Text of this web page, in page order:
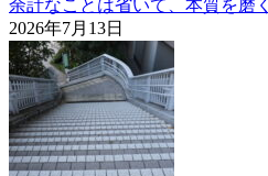
余計なことは省いて、本質を磨く
2026年7月13日